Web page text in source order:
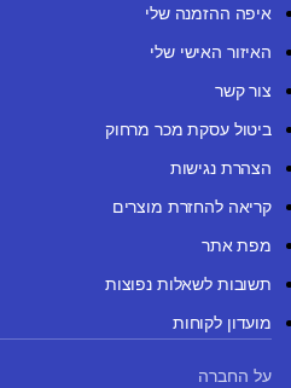
איפה ההזמנה שלי
האיזור האישי שלי
צור קשר
ביטול עסקת מכר מרחוק
הצהרת נגישות
קריאה להחזרת מוצרים
מפת אתר
תשובות לשאלות נפוצות
מועדון לקוחות
על החברה